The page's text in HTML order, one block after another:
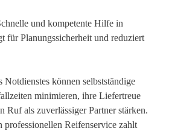
und kompetente Hilfe in
für Planungssicherheit und reduziert
können selbstständige
minimieren, ihre Liefertreue
Ruf als zuverlässiger Partner stärken.
Reifenservice zahlt